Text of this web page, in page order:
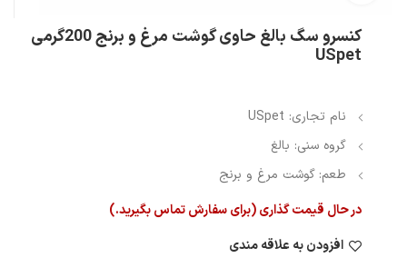
کنسرو سگ بالغ حاوی گوشت مرغ و برنج 200گرمی
USpet
نام تجاری: USpet
گروه سنی: بالغ
طعم: گوشت مرغ و برنج
در حال قیمت گذاری (برای سفارش تماس بگیرید.)
افزودن به علاقه مندی